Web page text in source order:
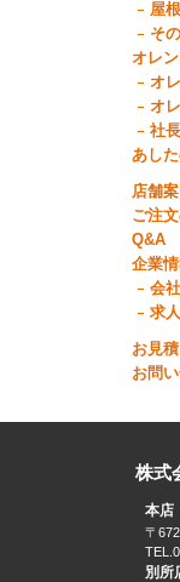
屋
そ
オレ
オ
オ
社
あし
店舗
ご注
Q&A
企業
会
求
お見積
お問
株式
本店
〒
別所